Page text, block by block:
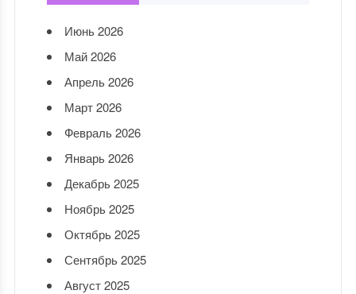
Июнь 2026
Май 2026
Апрель 2026
Март 2026
Февраль 2026
Январь 2026
Декабрь 2025
Ноябрь 2025
Октябрь 2025
Сентябрь 2025
Август 2025